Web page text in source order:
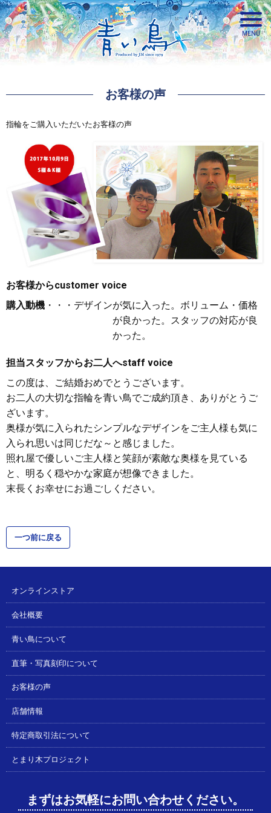
お客様の声
指輪をご購入いただいたお客様の声
お客様からcustomer voice
購入動機 ・・・デザインが気に入った。ボリューム・価格
が良かった。スタッフの対応が良
かった。
担当スタッフからお二人へstaff voice
この度は、ご結婚おめでとうございます。
お二人の大切な指輪を青い鳥でご成約頂き、ありがとうご
ざいます。
奥様が気に入られたシンプルなデザインをご主人様も気に
入られ思いは同じだな～と感じました。
照れ屋で優しいご主人様と笑顔が素敵な奥様を見ている
と、明るく穏やかな家庭が想像できました。
末長くお幸せにお過ごしください。
一つ前に戻る
オンラインストア
会社概要
青い鳥について
直筆・写真刻印について
お客様の声
店舗情報
特定商取引法について
とまり木プロジェクト
まずはお気軽にお問い合わせください。